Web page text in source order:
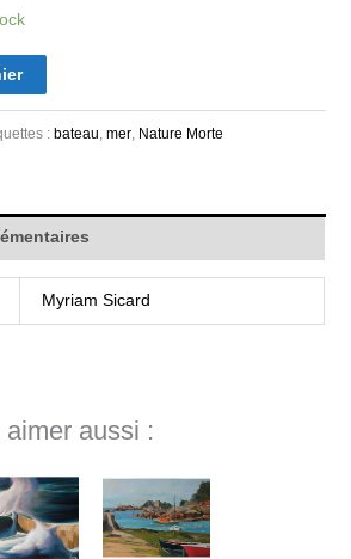
:bateau ,mer Nature Morte
Myriam Sicard
aussi :